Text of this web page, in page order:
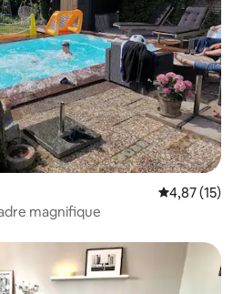
Évaluation
4,87 (15)
magnifique